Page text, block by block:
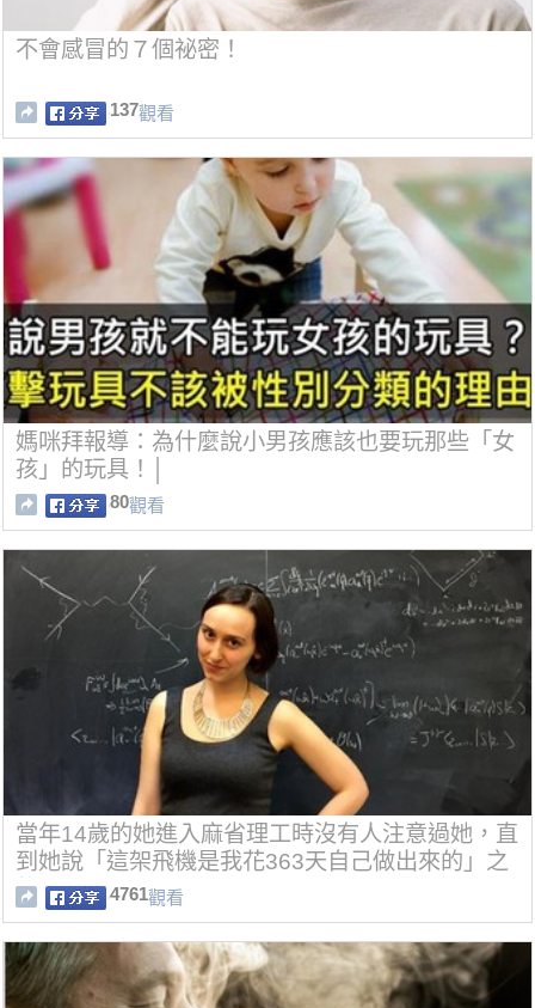
不會感冒的７個祕密！
137觀看
媽咪拜報導：為什麼說小男孩應該也要玩那些「女
孩」的玩具！│
80觀看
當年14歲的她進入麻省理工時沒有人注意過她，直
到她說「這架飛機是我花363天自己做出來的」之
後…
4761觀看